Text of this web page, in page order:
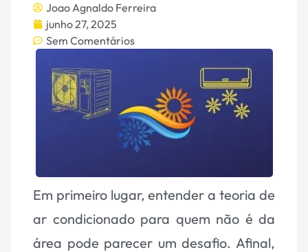
Joao Agnaldo Ferreira
junho 27, 2025
Sem Comentários
Em primeiro lugar, entender a teoria de
ar condicionado para quem não é da
área pode parecer um desafio. Afinal,